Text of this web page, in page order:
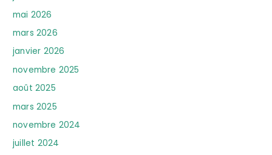
mai 2026
mars 2026
janvier 2026
novembre 2025
août 2025
mars 2025
novembre 2024
juillet 2024